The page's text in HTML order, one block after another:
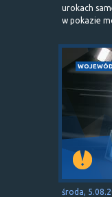
urokach
w pokazie
środa,